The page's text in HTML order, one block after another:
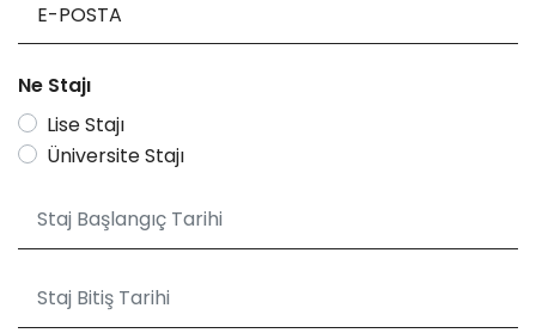
E-POSTA
Ne Stajı
Lise Stajı
Üniversite Stajı